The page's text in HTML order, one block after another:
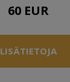
60 EUR
LISÄTIETOJA